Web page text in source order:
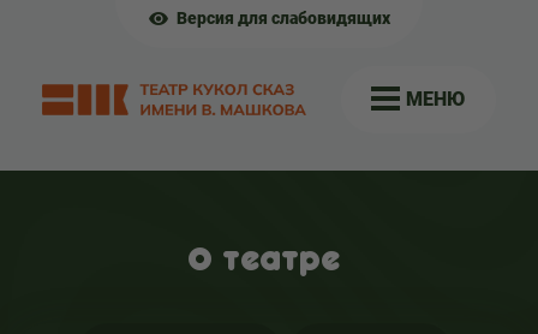
Версия для слабовидящих
МЕНЮ
О театре